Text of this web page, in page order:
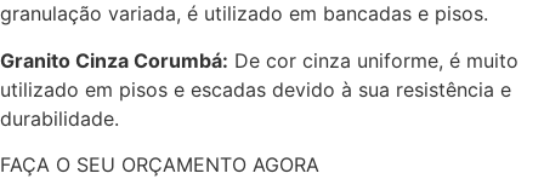
granulação variada, é utilizado em bancadas e pisos.
Granito Cinza Corumbá: De cor cinza uniforme, é muito
utilizado em pisos e escadas devido à sua resistência e
durabilidade.
FAÇA O SEU ORÇAMENTO AGORA